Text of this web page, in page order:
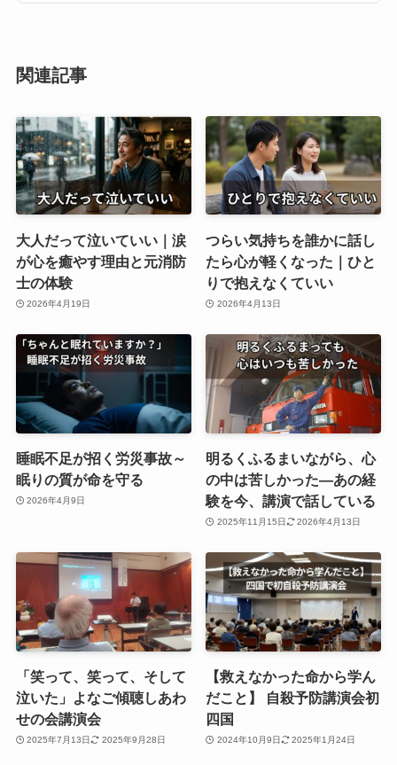
関連記事
大人だって泣いていい｜涙
が心を癒やす理由と元消防
士の体験
2026年4月19日
つらい気持ちを誰かに話し
たら心が軽くなった｜ひと
りで抱えなくていい
2026年4月13日
睡眠不足が招く労災事故～
眠りの質が命を守る
2026年4月9日
明るくふるまいながら、心
の中は苦しかった―あの経
験を今、講演で話している
2025年11月15日 2026年4月13日
「笑って、笑って、そして
泣いた」よなご傾聴しあわ
せの会講演会
2025年7月13日 2025年9月28日
【救えなかった命から学ん
だこと】 自殺予防講演会初
四国
2024年10月9日 2025年1月24日